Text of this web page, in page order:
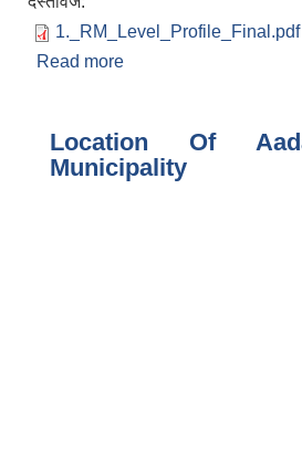
1._RM_Level_Profile_Final.pdf
Read more
Location Of
Municipality